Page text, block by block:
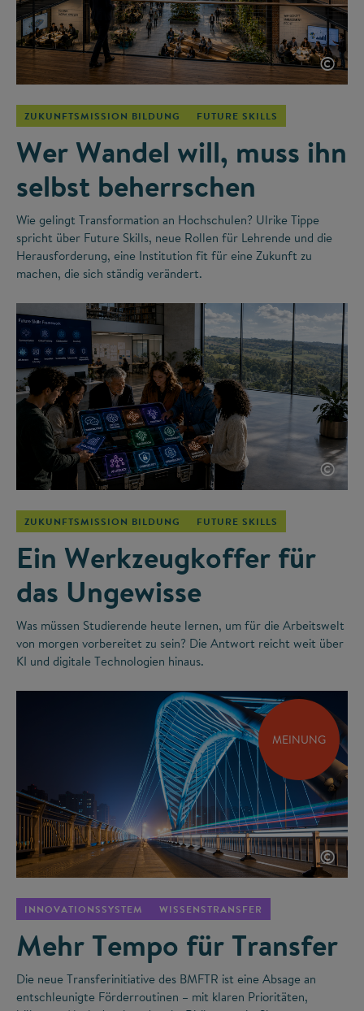
©
ZUKUNFTSMISSION BILDUNG FUTURE SKILLS
Wer Wandel will, muss ihn
selbst beherrschen
Wie gelingt Transformation an Hochschulen? Ulrike Tippe
spricht über Future Skills, neue Rollen für Lehrende und die
Herausforderung, eine Institution fit für eine Zukunft zu
machen, die sich ständig verändert.
©
ZUKUNFTSMISSION BILDUNG FUTURE SKILLS
Ein Werkzeugkoffer für
das Ungewisse
Was müssen Studierende heute lernen, um für die Arbeitswelt
von morgen vorbereitet zu sein? Die Antwort reicht weit über
KI und digitale Technologien hinaus.
MEINUNG
©
INNOVATIONSSYSTEM WISSENSTRANSFER
Mehr Tempo für Transfer
Die neue Transferinitiative des BMFTR ist eine Absage an
entschleunigte Förderroutinen – mit klaren Prioritäten,